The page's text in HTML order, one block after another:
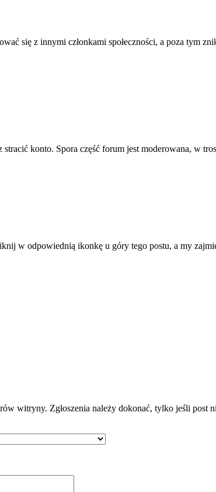
się z innymi członkami społeczności, a poza tym
stracić konto. Spora część forum jest moderowana, w
w odpowiednią ikonkę u góry tego postu, a my
witryny. Zgłoszenia należy dokonać, tylko jeśli post